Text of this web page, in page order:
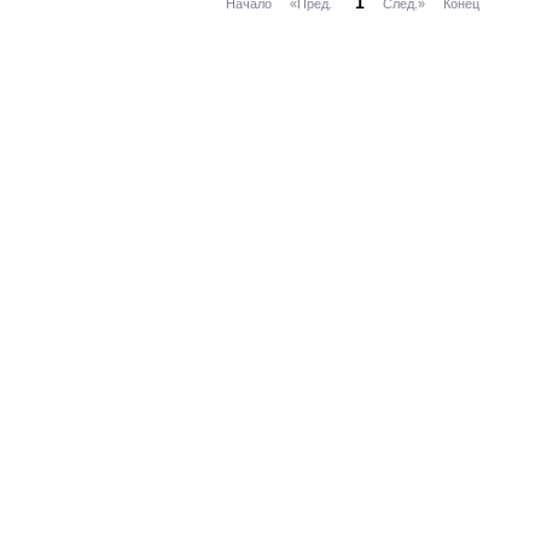
Начало «Пред. След.» Конец